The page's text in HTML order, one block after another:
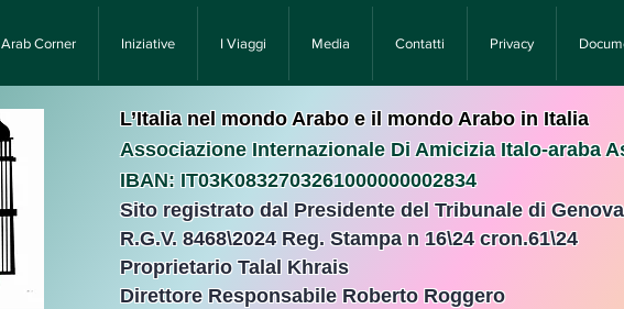
Arab Corner Iniziative I Viaggi Media Contatti Privacy
L’Italia nel mondo Arabo e il mondo Arabo in Italia
Associazione Internazionale Di Amicizia Italo-araba
IBAN: IT03K0832703261000000002834
Sito registrato dal Presidente del Tribunale di Genova
R.G.V. 8468\2024 Reg. Stampa n 16\24 cron.61\24 ​
Proprietario Talal Khrais
Direttore Responsabile Roberto Roggero